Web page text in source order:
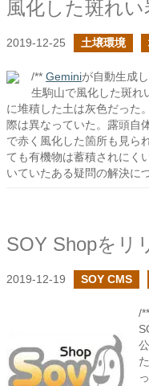
2019-12-25 土壌環境
/** Geminiが自動生成
生駒山で風化した斑れ
に堆積した土は灰色だった
際は異なっていた。露頭自
で赤く風化した箇所も見ら
ても有機物は蓄積されにく
いていたある疑問の解決に
2019-12-19 SOY CMS
/**